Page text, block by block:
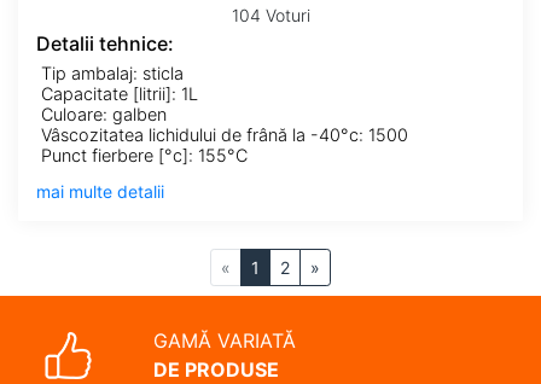
104 Voturi
Detalii tehnice:
Tip ambalaj: sticla
Capacitate [litrii]: 1L
Culoare: galben
Vâscozitatea lichidului de frână la -40°c: 1500
Punct fierbere [°c]: 155°C
mai multe detalii
« 1 2 »
GAMĂ VARIATĂ
DE PRODUSE